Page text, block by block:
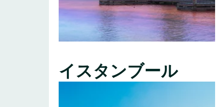
イスタンブール